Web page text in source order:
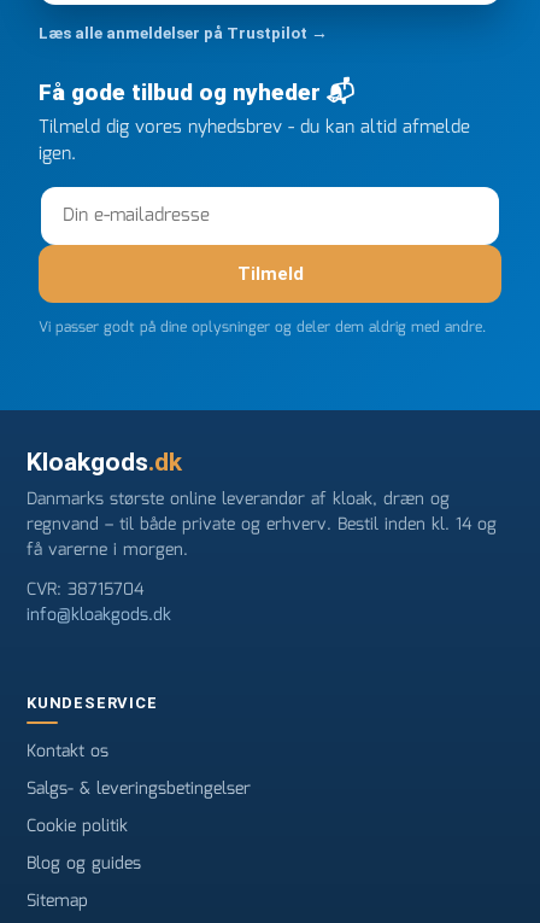
kunne overholde en 2 måneder gammel aftale. Jeg
ringede onsdag kl 16, og min store ordre kom dagen
efter kl 6.45! Kan slet ikke få armene ned, og næste
gang jeg skal bruge noget, vil jeg ringe til dem
FØRST. De varmeste og venligste hilsner fra Rene
Læs alle anmeldelser på Trustpilot →
Få gode tilbud og nyheder 📬
Tilmeld dig vores nyhedsbrev - du kan altid afmelde
igen.
Tilmeld
Vi passer godt på dine oplysninger og deler dem aldrig med andre.
Kloakgods.dk
Danmarks største online leverandør af kloak, dræn og
regnvand – til både private og erhverv. Bestil inden kl. 14 og
få varerne i morgen.
CVR: 38715704
info@kloakgods.dk
KUNDESERVICE
Kontakt os
Salgs- & leveringsbetingelser
Cookie politik
Blog og guides
Sitemap